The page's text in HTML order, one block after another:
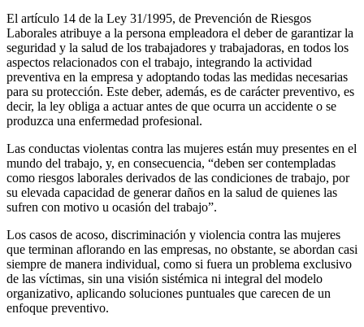
El artículo 14 de la Ley 31/1995, de Prevención de Riesgos
Laborales atribuye a la persona empleadora el deber de garantizar la
seguridad y la salud de los trabajadores y trabajadoras, en todos los
aspectos relacionados con el trabajo, integrando la actividad
preventiva en la empresa y adoptando todas las medidas necesarias
para su protección. Este deber, además, es de carácter preventivo, es
decir, la ley obliga a actuar antes de que ocurra un accidente o se
produzca una enfermedad profesional.
Las conductas violentas contra las mujeres están muy presentes en el
mundo del trabajo, y, en consecuencia, “deben ser contempladas
como riesgos laborales derivados de las condiciones de trabajo, por
su elevada capacidad de generar daños en la salud de quienes las
sufren con motivo u ocasión del trabajo”.
Los casos de acoso, discriminación y violencia contra las mujeres
que terminan aflorando en las empresas, no obstante, se abordan casi
siempre de manera individual, como si fuera un problema exclusivo
de las víctimas, sin una visión sistémica ni integral del modelo
organizativo, aplicando soluciones puntuales que carecen de un
enfoque preventivo.